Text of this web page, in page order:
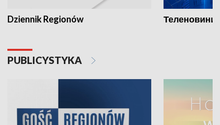
Dziennik Regionów Теленовини
PUBLICYSTYKA